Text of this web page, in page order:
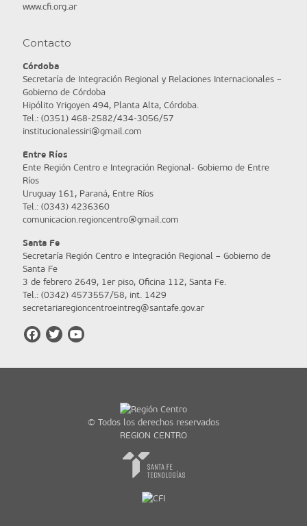
www.cfi.org.ar
Contacto
Córdoba
Secretaría de Integración Regional y Relaciones Internacionales –
Gobierno de Córdoba
Hipólito Yrigoyen 494, Planta Alta, Córdoba.
Tel.: (0351) 468-2582/434-3056/57
institucionalessiri@gmail.com
Entre Ríos
Ente Región Centro e Integración Regional- Gobierno de Entre
Ríos
Uruguay 161, Paraná, Entre Ríos
Tel.: (0343) 4236360
comunicacion.regioncentro@gmail.com
Santa Fe
Secretaría Región Centro e Integración Regional – Gobierno de
Santa Fe
3 de febrero 2649, 1er piso, Oficina 112, Santa Fe.
Tel.: (0342) 4573557/58, int. 1429
secretariaregioncentroeintreg@santafe.gov.ar
© Todos los derechos reservados
REGION CENTRO